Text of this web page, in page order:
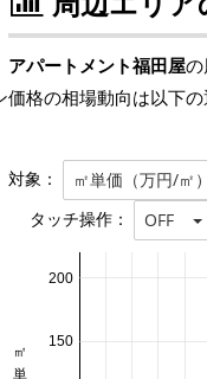
アパートメント福田屋
価格の相場動向は以下の
対象： ㎡単価（万円/㎡）
タッチ操作： OFF
150
200